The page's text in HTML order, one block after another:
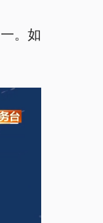
。如